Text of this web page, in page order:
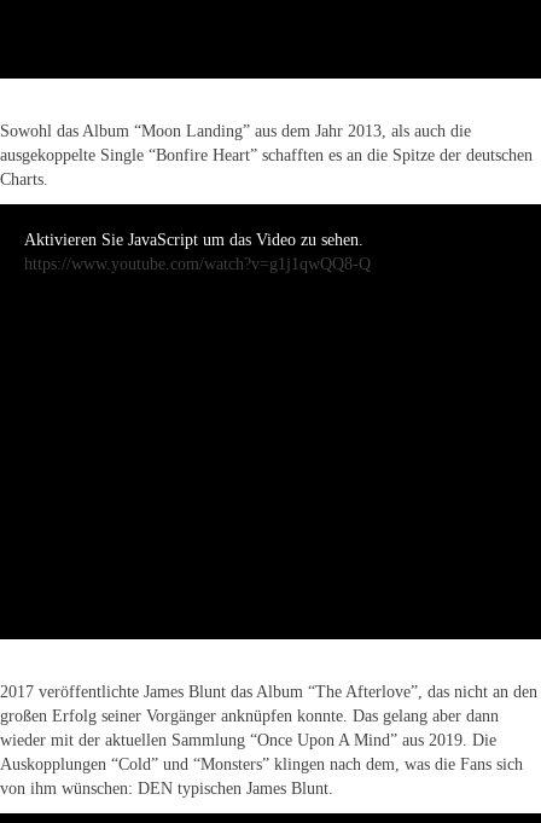
Sowohl das Album “Moon Landing” aus dem Jahr 2013, als auch die
ausgekoppelte Single “Bonfire Heart” schafften es an die Spitze der deutschen
Charts.
Aktivieren Sie JavaScript um das Video zu sehen.
https://www.youtube.com/watch?v=g1j1qwQQ8-Q
2017 veröffentlichte James Blunt das Album “The Afterlove”, das nicht an den
großen Erfolg seiner Vorgänger anknüpfen konnte. Das gelang aber dann
wieder mit der aktuellen Sammlung “Once Upon A Mind” aus 2019. Die
Auskopplungen “Cold” und “Monsters” klingen nach dem, was die Fans sich
von ihm wünschen: DEN typischen James Blunt.